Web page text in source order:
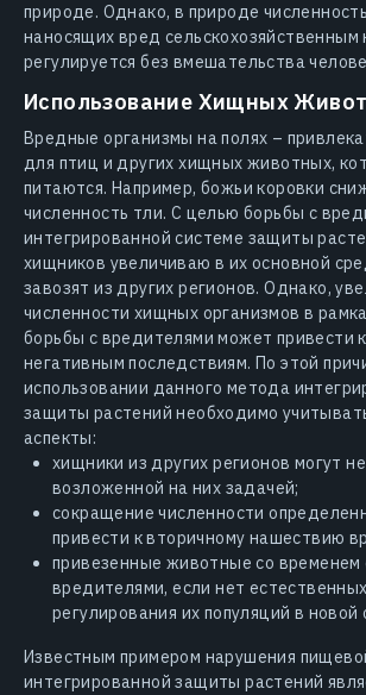
природе. Однако, в природе
наносящих вред сельскохозяйственным
регулируется без вмешательства
Использование Хищных
Вредные организмы на полях –
для птиц и других хищных животных,
питаются. Например, божьи коровки
численность тли. С целью борьбы с
интегрированной системе защиты
хищников увеличиваю в их основной
завозят из других регионов. Однако,
численности хищных организмов в
борьбы с вредителями может привести
негативным последствиям. По этой
использовании данного метода
защиты растений необходимо
аспекты:
хищники из других регионов могут
возложенной на них задачей;
сокращение численности
привести к вторичному нашествию
привезенные животные со временем
вредителями, если нет
регулирования их популяций в
Известным примером нарушения
интегрированной защиты растений